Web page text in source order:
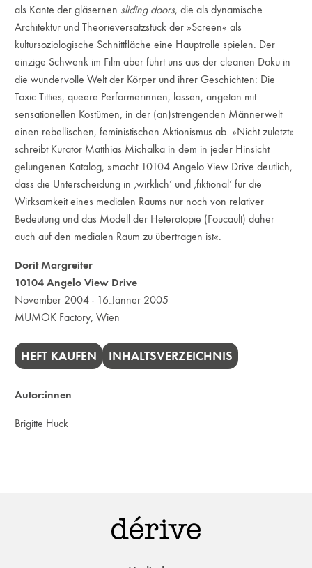
als Kante der gläsernen sliding doors, die als dynamische
Architektur und Theorieversatzstück der »Screen« als
kultursoziologische Schnittfläche eine Hauptrolle spielen. Der
einzige Schwenk im Film aber führt uns aus der cleanen Doku in
die wundervolle Welt der Körper und ihrer Geschichten: Die
Toxic Titties, queere Performerinnen, lassen, angetan mit
sensationellen Kostümen, in der (an)strengenden Männerwelt
einen rebellischen, feministischen Aktionismus ab. »Nicht zuletzt«
schreibt Kurator Matthias Michalka in dem in jeder Hinsicht
gelungenen Katalog, »macht 10104 Angelo View Drive deutlich,
dass die Unterscheidung in ‚wirklich‘ und ‚fiktional‘ für die
Wirksamkeit eines medialen Raums nur noch von relativer
Bedeutung und das Modell der Heterotopie (Foucault) daher
auch auf den medialen Raum zu übertragen ist«.
Dorit Margreiter
10104 Angelo View Drive
November 2004 - 16.Jänner 2005
MUMOK Factory, Wien
HEFT KAUFEN INHALTSVERZEICHNIS
Autor:innen
Brigitte Huck